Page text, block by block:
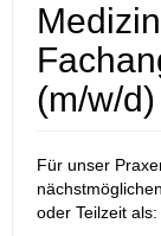
(m/w/d)
Für unser
oder Teilzeit